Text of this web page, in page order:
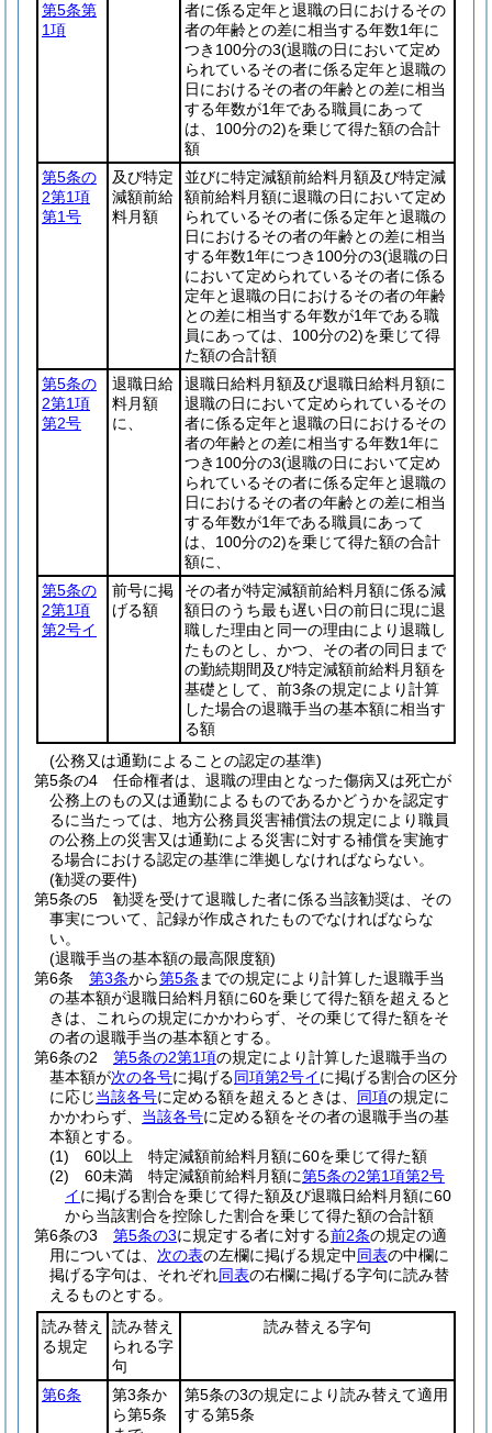
第5条第
1項
者に係る定年と退職の日におけるその
者の年齢との差に相当する年数1年に
つき100分の3(退職の日において定め
られているその者に係る定年と退職の
日におけるその者の年齢との差に相当
する年数が1年である職員にあって
は、100分の2)を乗じて得た額の合計
額
第5条の
2第1項
第1号
及び特定
減額前給
料月額
並びに特定減額前給料月額及び特定減
額前給料月額に退職の日において定め
られているその者に係る定年と退職の
日におけるその者の年齢との差に相当
する年数1年につき100分の3(退職の日
において定められているその者に係る
定年と退職の日におけるその者の年齢
との差に相当する年数が1年である職
員にあっては、100分の2)を乗じて得
た額の合計額
第5条の
2第1項
第2号
退職日給
料月額
に、
退職日給料月額及び退職日給料月額に
退職の日において定められているその
者に係る定年と退職の日におけるその
者の年齢との差に相当する年数1年に
つき100分の3(退職の日において定め
られているその者に係る定年と退職の
日におけるその者の年齢との差に相当
する年数が1年である職員にあって
は、100分の2)を乗じて得た額の合計
額に、
第5条の
2第1項
第2号イ
前号に掲
げる額
その者が特定減額前給料月額に係る減
額日のうち最も遅い日の前日に現に退
職した理由と同一の理由により退職し
たものとし、かつ、その者の同日まで
の勤続期間及び特定減額前給料月額を
基礎として、前3条の規定により計算
した場合の退職手当の基本額に相当す
る額
(公務又は通勤によることの認定の基準)
第5条の4
任命権者は、退職の理由となった傷病又は死亡が
公務上のもの又は通勤によるものであるかどうかを認定す
るに当たっては、地方公務員災害補償法の規定により職員
の公務上の災害又は通勤による災害に対する補償を実施す
る場合における認定の基準に準拠しなければならない。
(勧奨の要件)
第5条の5
勧奨を受けて退職した者に係る当該勧奨は、その
事実について、記録が作成されたものでなければならな
い。
(退職手当の基本額の最高限度額)
第6条
第3条から第5条 までの規定により計算した退職手当
の基本額が退職日給料月額に60を乗じて得た額を超えると
きは、これらの規定にかかわらず、その乗じて得た額をそ
の者の退職手当の基本額とする。
第6条の2
第5条の2第1項の規定により計算した退職手当の
基本額が次の各号に掲げる同項第2号イに掲げる割合の区分
に応じ当該各号に定める額を超えるときは、 同項の規定に
かかわらず、 当該各号に定める額をその者の退職手当の基
本額とする。
(1)
60以上 特定減額前給料月額に60を乗じて得た額
(2)
60未満 特定減額前給料月額に第5条の2第1項第2号
イに掲げる割合を乗じて得た額及び退職日給料月額に60
から当該割合を控除した割合を乗じて得た額の合計額
第6条の3
第5条の3に規定する者に対する前2条の規定の適
用については、 次の表の左欄に掲げる規定中同表の中欄に
掲げる字句は、それぞれ同表の右欄に掲げる字句に読み替
えるものとする。
読み替え
る規定
読み替え
られる字
句
読み替える字句
第6条
第3条か
ら第5条
第5条の3の規定により読み替えて適用
する第5条